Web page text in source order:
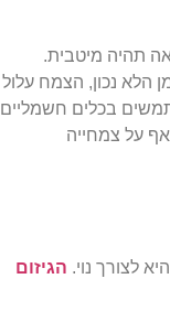
תהיה מיטבית.
הלא נכון, הצמח עלול
בכלים חשמליים
על צמחייה
לצורך נוי. הגיזום